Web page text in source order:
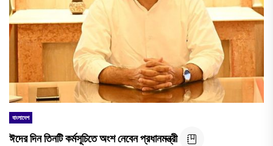
বাংলাদেশ
ঈদের দিন তিনটি কর্মসূচিতে অংশ নেবেন প্রধানমন্ত্রী